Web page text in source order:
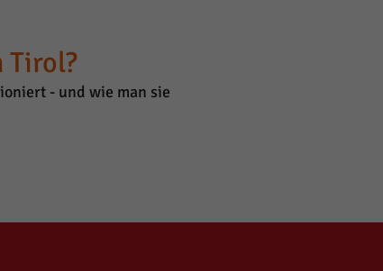
Tirol?
- und wie man sie